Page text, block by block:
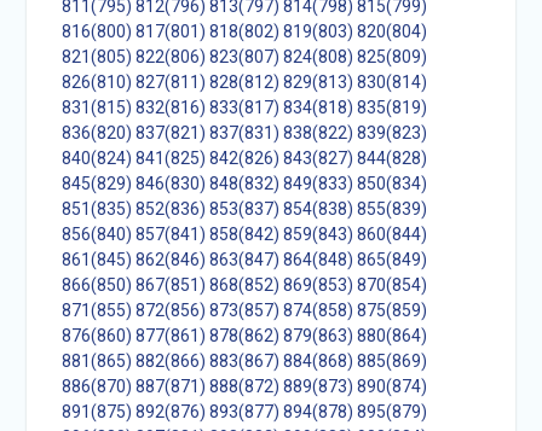
811(795) 812(796) 813(797) 814(798) 815(799)
816(800) 817(801) 818(802) 819(803) 820(804)
821(805) 822(806) 823(807) 824(808) 825(809)
826(810) 827(811) 828(812) 829(813) 830(814)
831(815) 832(816) 833(817) 834(818) 835(819)
836(820) 837(821) 837(831) 838(822) 839(823)
840(824) 841(825) 842(826) 843(827) 844(828)
845(829) 846(830) 848(832) 849(833) 850(834)
851(835) 852(836) 853(837) 854(838) 855(839)
856(840) 857(841) 858(842) 859(843) 860(844)
861(845) 862(846) 863(847) 864(848) 865(849)
866(850) 867(851) 868(852) 869(853) 870(854)
871(855) 872(856) 873(857) 874(858) 875(859)
876(860) 877(861) 878(862) 879(863) 880(864)
881(865) 882(866) 883(867) 884(868) 885(869)
886(870) 887(871) 888(872) 889(873) 890(874)
891(875) 892(876) 893(877) 894(878) 895(879)